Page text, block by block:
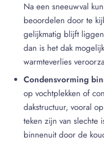
Na een sneeuwval
beoordelen door te
gelijkmatig blijft
dan is het dak
warmteverlies
Condensvorming
op vochtplekken of
dakstructuur, vooral
teken zijn van slechte
binnenuit door de